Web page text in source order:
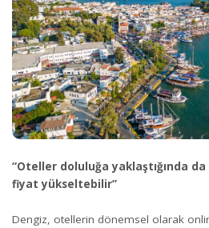
“Oteller doluluğa yaklaştığında
fiyat yükseltebilir”
Dengiz, otellerin dönemsel olarak